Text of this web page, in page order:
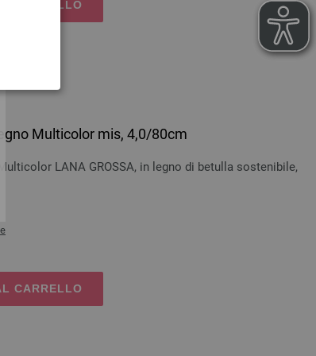
CARRELLO
Multicolor mis, 4,0/80cm
LANA GROSSA, in legno di betulla sostenibile,
CARRELLO